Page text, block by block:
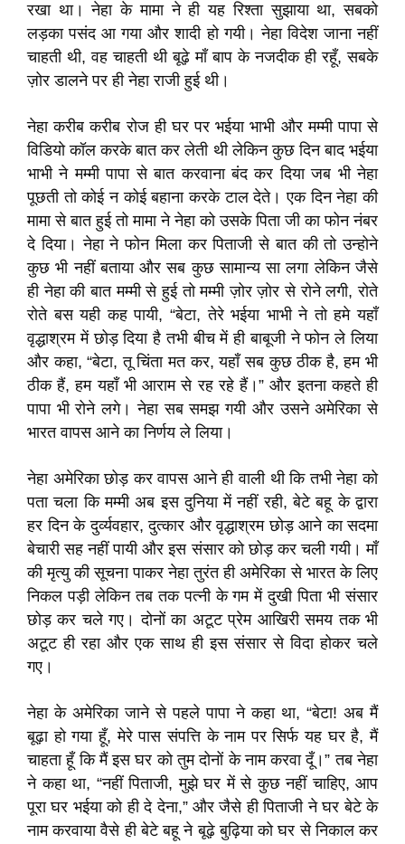
रखा था। नेहा के मामा ने ही यह रिश्ता सुझाया था, सबको
लड़का पसंद आ गया और शादी हो गयी। नेहा विदेश जाना नहीं
चाहती थी, वह चाहती थी बूढ़े माँ बाप के नजदीक ही रहूँ, सबके
ज़ोर डालने पर ही नेहा राजी हुई थी।
नेहा करीब करीब रोज ही घर पर भईया भाभी और मम्मी पापा से
विडियो कॉल करके बात कर लेती थी लेकिन कुछ दिन बाद भईया
भाभी ने मम्मी पापा से बात करवाना बंद कर दिया जब भी नेहा
पूछती तो कोई न कोई बहाना करके टाल देते। एक दिन नेहा की
मामा से बात हुई तो मामा ने नेहा को उसके पिता जी का फोन नंबर
दे दिया। नेहा ने फोन मिला कर पिताजी से बात की तो उन्होने
कुछ भी नहीं बताया और सब कुछ सामान्य सा लगा लेकिन जैसे
ही नेहा की बात मम्मी से हुई तो मम्मी ज़ोर ज़ोर से रोने लगी, रोते
रोते बस यही कह पायी, “बेटा, तेरे भईया भाभी ने तो हमे यहाँ
वृद्धाश्रम में छोड़ दिया है तभी बीच में ही बाबूजी ने फोन ले लिया
और कहा, “बेटा, तू चिंता मत कर, यहाँ सब कुछ ठीक है, हम भी
ठीक हैं, हम यहाँ भी आराम से रह रहे हैं।” और इतना कहते ही
पापा भी रोने लगे। नेहा सब समझ गयी और उसने अमेरिका से
भारत वापस आने का निर्णय ले लिया।
नेहा अमेरिका छोड़ कर वापस आने ही वाली थी कि तभी नेहा को
पता चला कि मम्मी अब इस दुनिया में नहीं रही, बेटे बहू के द्वारा
हर दिन के दुर्व्यवहार, दुत्कार और वृद्धाश्रम छोड़ आने का सदमा
बेचारी सह नहीं पायी और इस संसार को छोड़ कर चली गयी। माँ
की मृत्यु की सूचना पाकर नेहा तुरंत ही अमेरिका से भारत के लिए
निकल पड़ी लेकिन तब तक पत्नी के गम में दुखी पिता भी संसार
छोड़ कर चले गए। दोनों का अटूट प्रेम आखिरी समय तक भी
अटूट ही रहा और एक साथ ही इस संसार से विदा होकर चले
गए।
नेहा के अमेरिका जाने से पहले पापा ने कहा था, “बेटा! अब मैं
बूढ़ा हो गया हूँ, मेरे पास संपत्ति के नाम पर सिर्फ यह घर है, मैं
चाहता हूँ कि मैं इस घर को तुम दोनों के नाम करवा दूँ।” तब नेहा
ने कहा था, “नहीं पिताजी, मुझे घर में से कुछ नहीं चाहिए, आप
पूरा घर भईया को ही दे देना,” और जैसे ही पिताजी ने घर बेटे के
नाम करवाया वैसे ही बेटे बहू ने बूढ़े बुढ़िया को घर से निकाल कर